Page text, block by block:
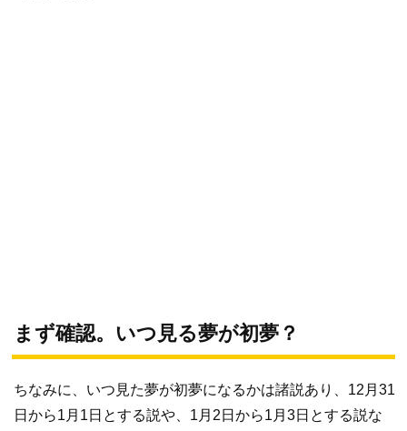
まず確認。いつ見る夢が初夢？
ちなみに、いつ見た夢が初夢になるかは諸説あり、12月31
日から1月1日とする説や、1月2日から1月3日とする説な